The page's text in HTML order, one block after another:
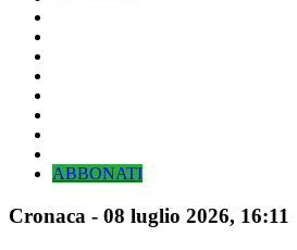
ABBONATI
Cronaca - 08 luglio 2026, 16:11